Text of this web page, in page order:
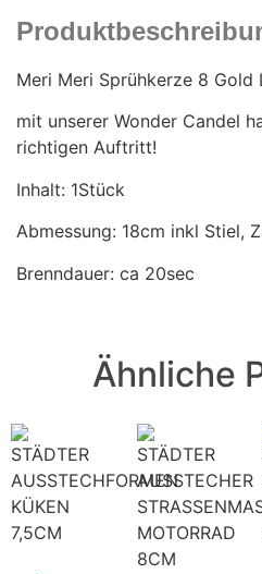
Meri Meri Sprühkerze 8 Gold
mit unserer Wonder Candel
richtigen Auftritt!
Inhalt: 1Stück
Abmessung: 18cm inkl Stiel,
Brenndauer: ca 20sec
Ähnliche